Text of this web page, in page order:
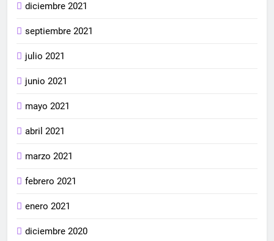
diciembre 2021
septiembre 2021
julio 2021
junio 2021
mayo 2021
abril 2021
marzo 2021
febrero 2021
enero 2021
diciembre 2020